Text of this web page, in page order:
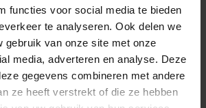
functies voor social media te bieden
te analyseren. Ook delen we
gebruik van onze site met onze
media, adverteren en analyse. Deze
gegevens combineren met andere
ze heeft verstrekt of die ze hebben
Zo houd je grip op je
om een slimme personeelsplanning